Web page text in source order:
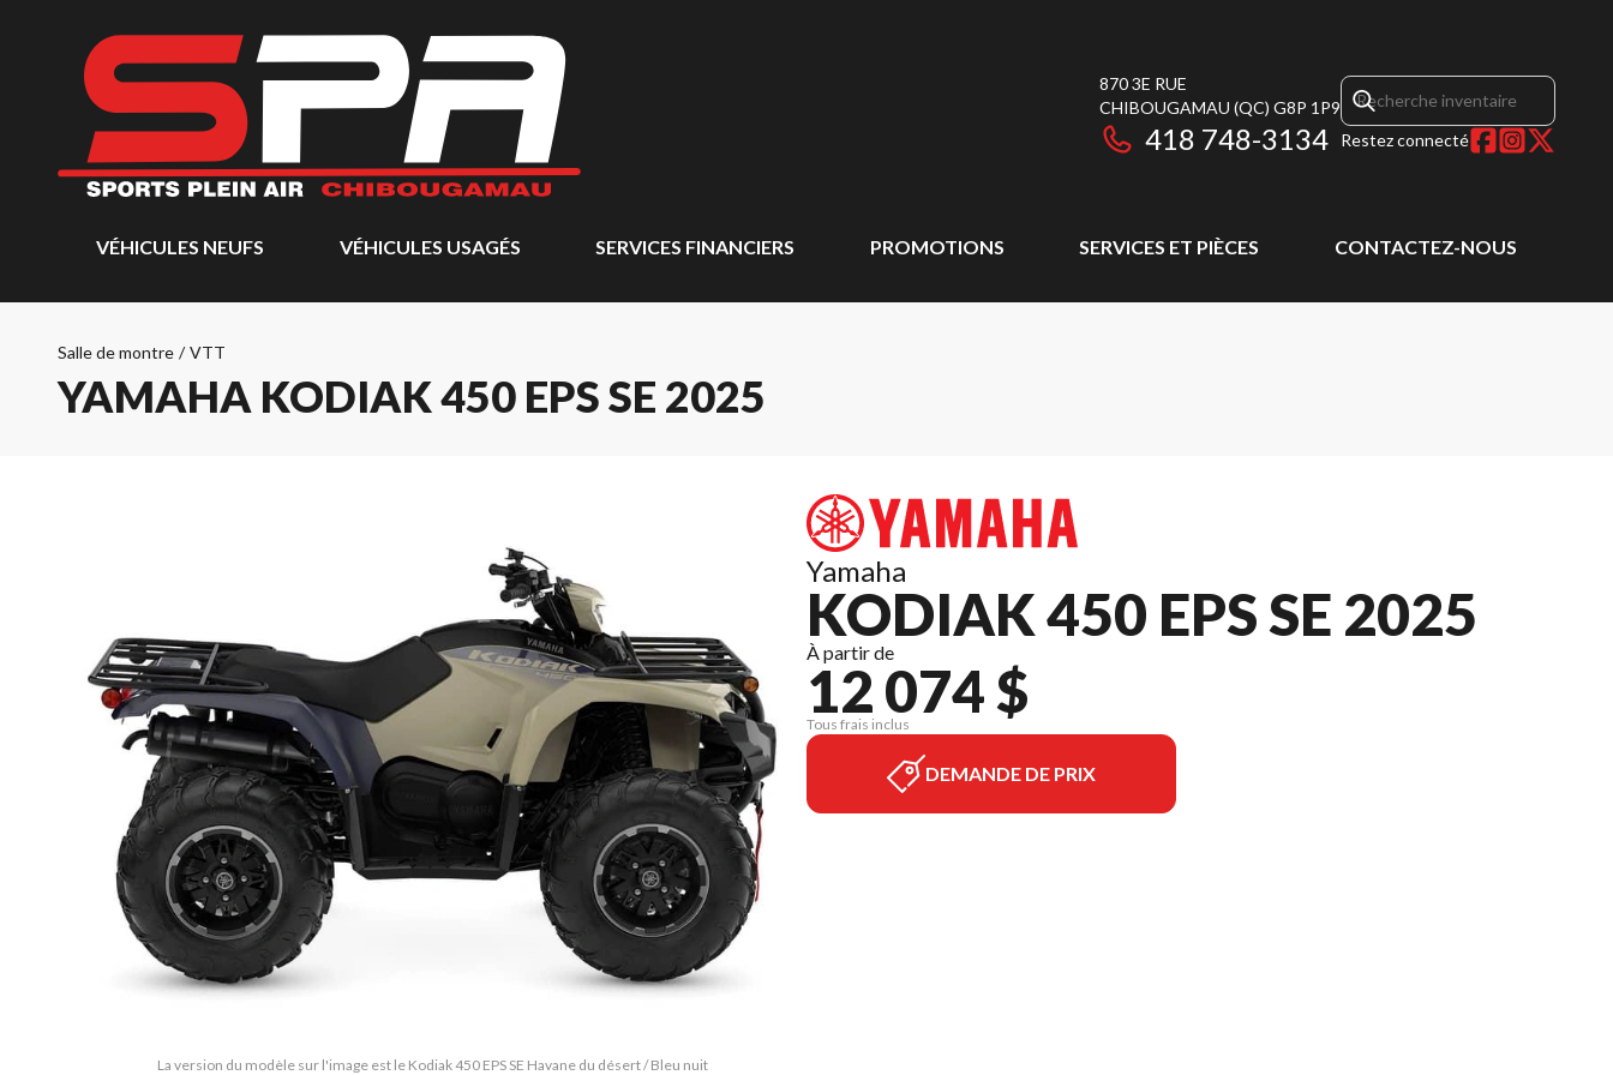
870 3E RUE
CHIBOUGAMAU (QC) G8P 1P9
418 748-3134 Restez connecté
VÉHICULES NEUFS VÉHICULES USAGÉS SERVICES FINANCIERS PROMOTIONS SERVICES ET PIÈCES CONTACTEZ-NOUS
Salle de montre / VTT
YAMAHA KODIAK 450 EPS SE 2025
La version du modèle sur l'image est le Kodiak 450 EPS SE Havane du désert / Bleu nuit
Yamaha
KODIAK 450 EPS SE 2025
À partir de
12 074 $
Tous frais inclus
DEMANDE DE PRIX